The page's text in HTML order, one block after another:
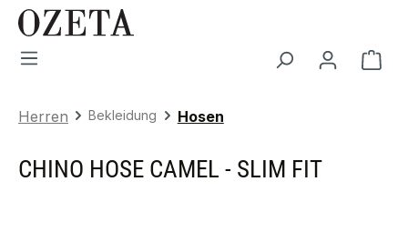
Zum Hauptinhalt springen
Herren Bekleidung Hosen
CHINO HOSE CAMEL - SLIM FIT